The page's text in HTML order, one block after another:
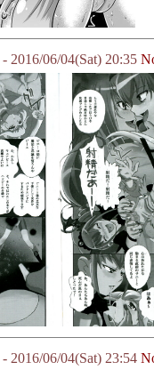
- 2016/06/04(Sat) 20:35
- 2016/06/04(Sat) 23:54